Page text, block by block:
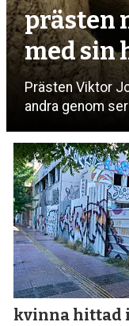
prästen
med sin
Prästen Viktor
andra genom
kvinna hittad